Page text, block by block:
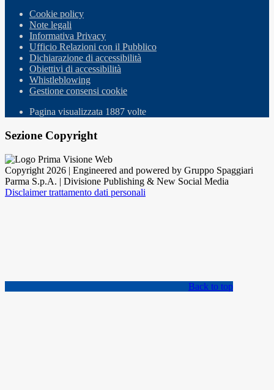
Cookie policy
Note legali
Informativa Privacy
Ufficio Relazioni con il Pubblico
Dichiarazione di accessibilità
Obiettivi di accessibilità
Whistleblowing
Gestione consensi cookie
Pagina visualizzata 1887 volte
Sezione Copyright
Copyright 2026 | Engineered and powered by Gruppo Spaggiari
Parma S.p.A. | Divisione Publishing & New Social Media
Disclaimer trattamento dati personali
Back to top